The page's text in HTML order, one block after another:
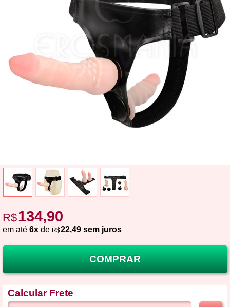
R$134,90
em até 6x de R$22,49 sem juros
COMPRAR
Calcular Frete